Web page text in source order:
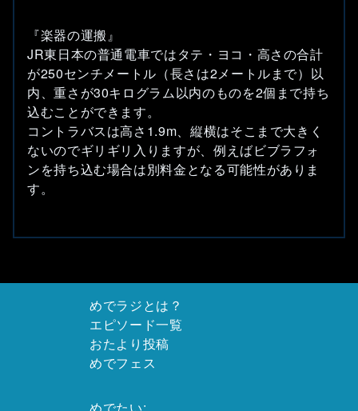
『楽器の運搬』
JR東日本の普通電車ではタテ・ヨコ・高さの合計
が250センチメートル（長さは2メートルまで）以
内、重さが30キログラム以内のものを2個まで持ち
込むことができます。
コントラバスは高さ1.9m、縦横はそこまで大きく
ないのでギリギリ入りますが、例えばビブラフォ
ンを持ち込む場合は別料金となる可能性がありま
す。
めでラジとは？
エピソード一覧
おたより投稿
めでフェス